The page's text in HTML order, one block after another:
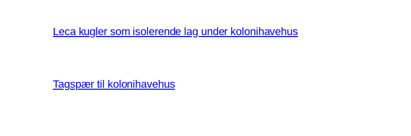
Leca kugler som isolerende lag under kolonihavehus
Tagspær til kolonihavehus